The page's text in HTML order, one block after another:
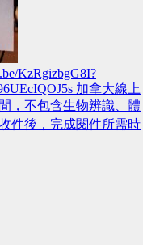
KzRgizbgG8I?
加拿大線上
，不包含生物辨識、體
件後，完成閱件所需時